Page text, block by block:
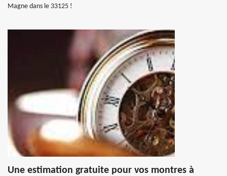
Magne dans le 33125 !
Une estimation gratuite pour vos montres à